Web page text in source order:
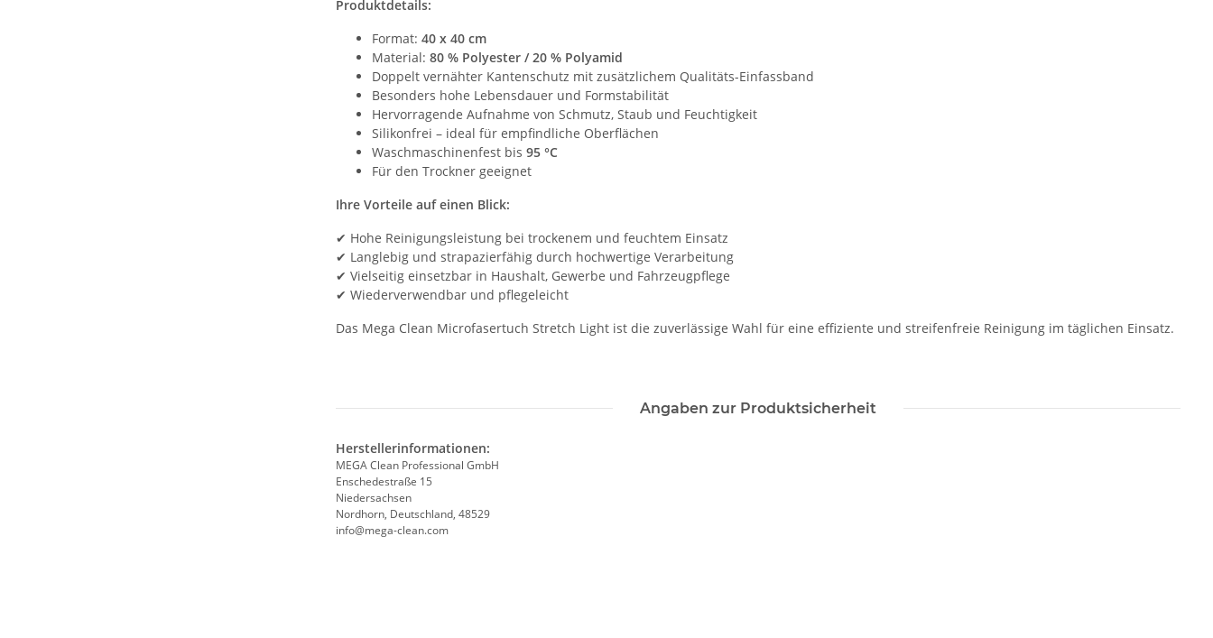
Produktdetails:
Format: 40 x 40 cm
Material: 80 % Polyester / 20 % Polyamid
Doppelt vernähter Kantenschutz mit zusätzlichem Qualitäts-Einfassband
Besonders hohe Lebensdauer und Formstabilität
Hervorragende Aufnahme von Schmutz, Staub und Feuchtigkeit
Silikonfrei – ideal für empfindliche Oberflächen
Waschmaschinenfest bis 95 °C
Für den Trockner geeignet
Ihre Vorteile auf einen Blick:
✔ Hohe Reinigungsleistung bei trockenem und feuchtem Einsatz
✔ Langlebig und strapazierfähig durch hochwertige Verarbeitung
✔ Vielseitig einsetzbar in Haushalt, Gewerbe und Fahrzeugpflege
✔ Wiederverwendbar und pflegeleicht
Das Mega Clean Microfasertuch Stretch Light ist die zuverlässige Wahl für eine effiziente und streifenfreie Reinigung im täglichen Einsatz.
Angaben zur Produktsicherheit
Herstellerinformationen:
MEGA Clean Professional GmbH
Enschedestraße 15
Niedersachsen
Nordhorn, Deutschland, 48529
info@mega-clean.com